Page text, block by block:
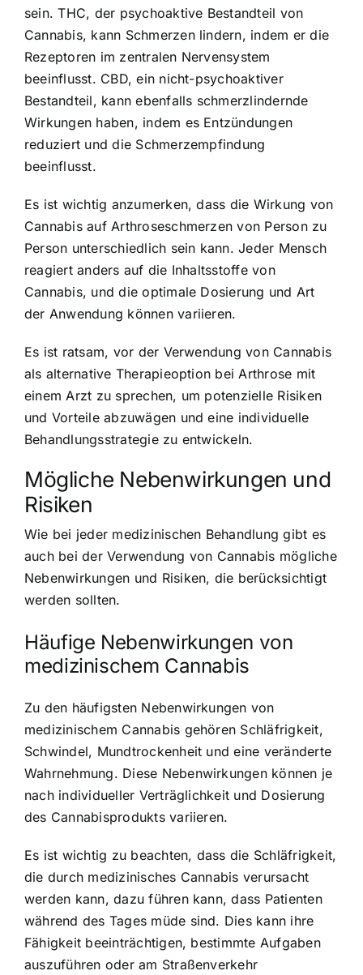
sein. THC, der psychoaktive Bestandteil von
Cannabis, kann Schmerzen lindern, indem er die
Rezeptoren im zentralen Nervensystem
beeinflusst. CBD, ein nicht-psychoaktiver
Bestandteil, kann ebenfalls schmerzlindernde
Wirkungen haben, indem es Entzündungen
reduziert und die Schmerzempfindung
beeinflusst.
Es ist wichtig anzumerken, dass die Wirkung von
Cannabis auf Arthroseschmerzen von Person zu
Person unterschiedlich sein kann. Jeder Mensch
reagiert anders auf die Inhaltsstoffe von
Cannabis, und die optimale Dosierung und Art
der Anwendung können variieren.
Es ist ratsam, vor der Verwendung von Cannabis
als alternative Therapieoption bei Arthrose mit
einem Arzt zu sprechen, um potenzielle Risiken
und Vorteile abzuwägen und eine individuelle
Behandlungsstrategie zu entwickeln.
Mögliche Nebenwirkungen und
Risiken
Wie bei jeder medizinischen Behandlung gibt es
auch bei der Verwendung von Cannabis mögliche
Nebenwirkungen und Risiken, die berücksichtigt
werden sollten.
Häufige Nebenwirkungen von
medizinischem Cannabis
Zu den häufigsten Nebenwirkungen von
medizinischem Cannabis gehören Schläfrigkeit,
Schwindel, Mundtrockenheit und eine veränderte
Wahrnehmung. Diese Nebenwirkungen können je
nach individueller Verträglichkeit und Dosierung
des Cannabisprodukts variieren.
Es ist wichtig zu beachten, dass die Schläfrigkeit,
die durch medizinisches Cannabis verursacht
werden kann, dazu führen kann, dass Patienten
während des Tages müde sind. Dies kann ihre
Fähigkeit beeinträchtigen, bestimmte Aufgaben
auszuführen oder am Straßenverkehr